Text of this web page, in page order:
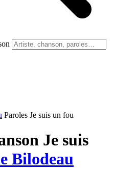
Paroles Je suis un fou
Je suis
Bilodeau